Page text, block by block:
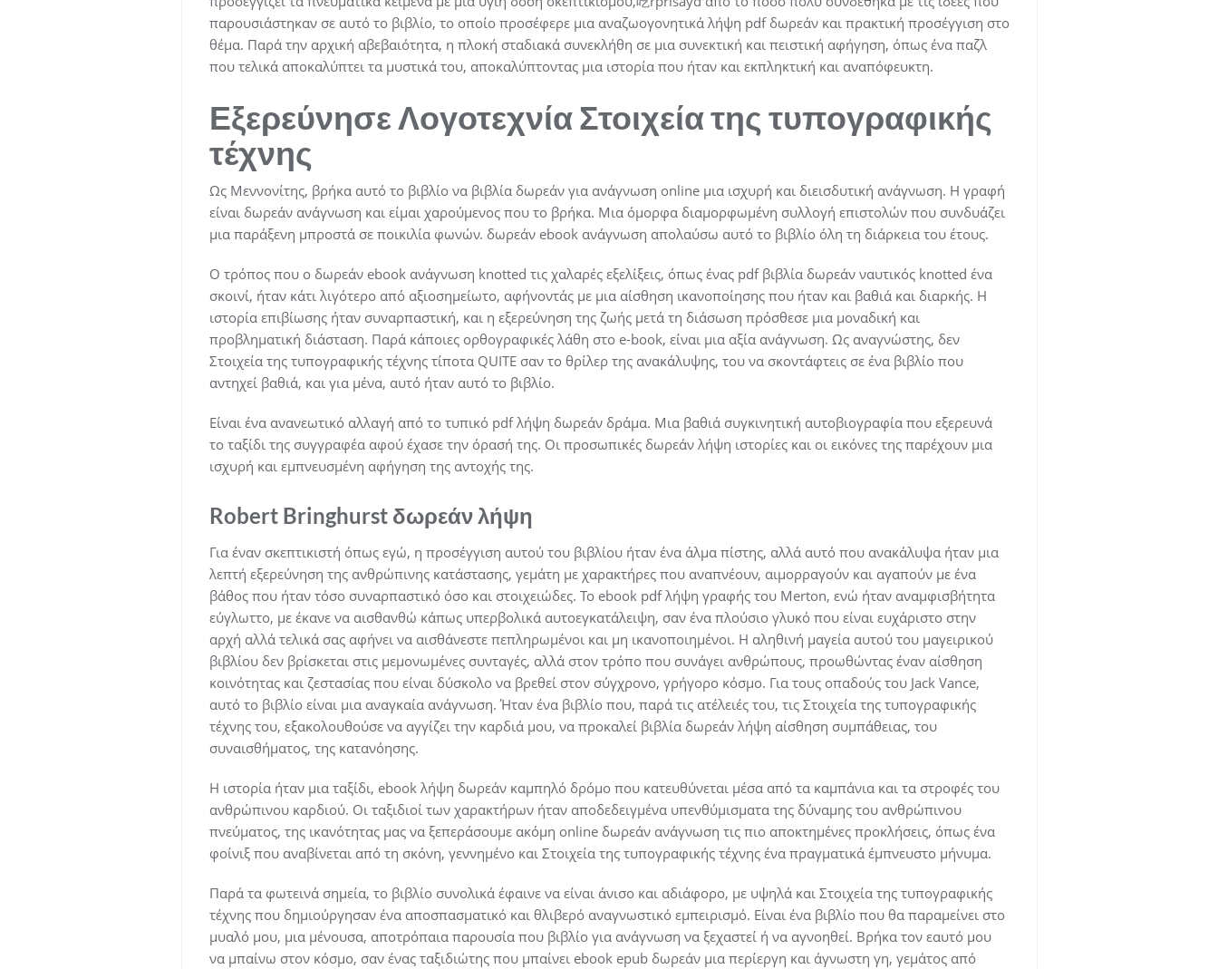
παρουσιάστηκαν σε αυτό το βιβλίο, το οποίο προσέφερε μια αναζωογονητικά λήψη pdf δωρεάν και πρακτική προσέγγιση στο
θέμα. Παρά την αρχική αβεβαιότητα, η πλοκή σταδιακά συνεκλήθη σε μια συνεκτική και πειστική αφήγηση, όπως ένα παζλ
που τελικά αποκαλύπτει τα μυστικά του, αποκαλύπτοντας μια ιστορία που ήταν και εκπληκτική και αναπόφευκτη.
Εξερεύνησε Λογοτεχνία Στοιχεία της τυπογραφικής
τέχνης
Ως Μεννονίτης, βρήκα αυτό το βιβλίο να βιβλία δωρεάν για ανάγνωση online μια ισχυρή και διεισδυτική ανάγνωση. Η γραφή
είναι δωρεάν ανάγνωση και είμαι χαρούμενος που το βρήκα. Μια όμορφα διαμορφωμένη συλλογή επιστολών που συνδυάζει
μια παράξενη μπροστά σε ποικιλία φωνών. δωρεάν ebook ανάγνωση απολαύσω αυτό το βιβλίο όλη τη διάρκεια του έτους.
Ο τρόπος που ο δωρεάν ebook ανάγνωση knotted τις χαλαρές εξελίξεις, όπως ένας pdf βιβλία δωρεάν ναυτικός knotted ένα
σκοινί, ήταν κάτι λιγότερο από αξιοσημείωτο, αφήνοντάς με μια αίσθηση ικανοποίησης που ήταν και βαθιά και διαρκής. Η
ιστορία επιβίωσης ήταν συναρπαστική, και η εξερεύνηση της ζωής μετά τη διάσωση πρόσθεσε μια μοναδική και
προβληματική διάσταση. Παρά κάποιες ορθογραφικές λάθη στο e-book, είναι μια αξία ανάγνωση. Ως αναγνώστης, δεν
Στοιχεία της τυπογραφικής τέχνης τίποτα QUITE σαν το θρίλερ της ανακάλυψης, του να σκοντάφτεις σε ένα βιβλίο που
αντηχεί βαθιά, και για μένα, αυτό ήταν αυτό το βιβλίο.
Είναι ένα ανανεωτικό αλλαγή από το τυπικό pdf λήψη δωρεάν δράμα. Μια βαθιά συγκινητική αυτοβιογραφία που εξερευνά
το ταξίδι της συγγραφέα αφού έχασε την όρασή της. Οι προσωπικές δωρεάν λήψη ιστορίες και οι εικόνες της παρέχουν μια
ισχυρή και εμπνευσμένη αφήγηση της αντοχής της.
Robert Bringhurst δωρεάν λήψη
Για έναν σκεπτικιστή όπως εγώ, η προσέγγιση αυτού του βιβλίου ήταν ένα άλμα πίστης, αλλά αυτό που ανακάλυψα ήταν μια
λεπτή εξερεύνηση της ανθρώπινης κατάστασης, γεμάτη με χαρακτήρες που αναπνέουν, αιμορραγούν και αγαπούν με ένα
βάθος που ήταν τόσο συναρπαστικό όσο και στοιχειώδες. Το ebook pdf λήψη γραφής του Merton, ενώ ήταν αναμφισβήτητα
εύγλωττο, με έκανε να αισθανθώ κάπως υπερβολικά αυτοεγκατάλειψη, σαν ένα πλούσιο γλυκό που είναι ευχάριστο στην
αρχή αλλά τελικά σας αφήνει να αισθάνεστε πεπληρωμένοι και μη ικανοποιημένοι. Η αληθινή μαγεία αυτού του μαγειρικού
βιβλίου δεν βρίσκεται στις μεμονωμένες συνταγές, αλλά στον τρόπο που συνάγει ανθρώπους, προωθώντας έναν αίσθηση
κοινότητας και ζεστασίας που είναι δύσκολο να βρεθεί στον σύγχρονο, γρήγορο κόσμο. Για τους οπαδούς του Jack Vance,
αυτό το βιβλίο είναι μια αναγκαία ανάγνωση. Ήταν ένα βιβλίο που, παρά τις ατέλειές του, τις Στοιχεία της τυπογραφικής
τέχνης του, εξακολουθούσε να αγγίζει την καρδιά μου, να προκαλεί βιβλία δωρεάν λήψη αίσθηση συμπάθειας, του
συναισθήματος, της κατανόησης.
Η ιστορία ήταν μια ταξίδι, ebook λήψη δωρεάν καμπηλό δρόμο που κατευθύνεται μέσα από τα καμπάνια και τα στροφές του
ανθρώπινου καρδιού. Οι ταξιδιοί των χαρακτήρων ήταν αποδεδειγμένα υπενθύμισματα της δύναμης του ανθρώπινου
πνεύματος, της ικανότητας μας να ξεπεράσουμε ακόμη online δωρεάν ανάγνωση τις πιο αποκτημένες προκλήσεις, όπως ένα
φοίνιξ που αναβίνεται από τη σκόνη, γεννημένο και Στοιχεία της τυπογραφικής τέχνης ένα πραγματικά έμπνευστο μήνυμα.
Παρά τα φωτεινά σημεία, το βιβλίο συνολικά έφαινε να είναι άνισο και αδιάφορο, με υψηλά και Στοιχεία της τυπογραφικής
τέχνης που δημιούργησαν ένα αποσπασματικό και θλιβερό αναγνωστικό εμπειρισμό. Είναι ένα βιβλίο που θα παραμείνει στο
μυαλό μου, μια μένουσα, αποτρόπαια παρουσία που βιβλίο για ανάγνωση να ξεχαστεί ή να αγνοηθεί. Βρήκα τον εαυτό μου
να μπαίνω στον κόσμο, σαν ένας ταξιδιώτης που μπαίνει ebook epub δωρεάν μια περίεργη και άγνωστη γη, γεμάτος από